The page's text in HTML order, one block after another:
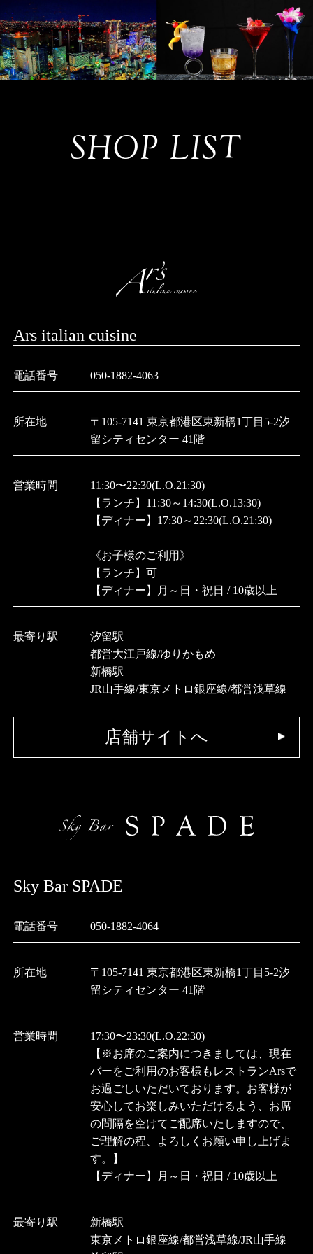
SHOP LIST
Ars italian cuisine
電話番号 050-1882-4063
所在地
〒105-7141 東京都港区東新橋1丁目5-2汐
留シティセンター 41階
営業時間
11:30〜22:30(L.O.21:30)
【ランチ】11:30～14:30(L.O.13:30)
【ディナー】17:30～22:30(L.O.21:30)
《お子様のご利用》
【ランチ】可
【ディナー】月～日・祝日 / 10歳以上
最寄り駅
汐留駅
都営大江戸線/ゆりかもめ
新橋駅
JR山手線/東京メトロ銀座線/都営浅草線
店舗サイトへ
Sky Bar SPADE
電話番号 050-1882-4064
所在地
〒105-7141 東京都港区東新橋1丁目5-2汐
留シティセンター 41階
営業時間
17:30〜23:30(L.O.22:30)
【※お席のご案内につきましては、現在
バーをご利用のお客様もレストランArsで
お過ごしいただいております。お客様が
安心してお楽しみいただけるよう、お席
の間隔を空けてご配席いたしますので、
ご理解の程、よろしくお願い申し上げま
す。】
【ディナー】月～日・祝日 / 10歳以上
最寄り駅
新橋駅
東京メトロ銀座線/都営浅草線/JR山手線